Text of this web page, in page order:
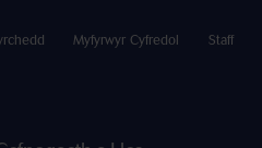
Myfyrwyr Cyfredol Staff